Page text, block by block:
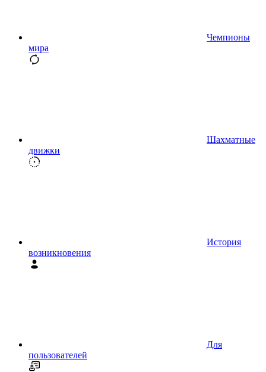
Чемпионы
мира
Шахматные
движки
История
возникновения
Для
пользователей